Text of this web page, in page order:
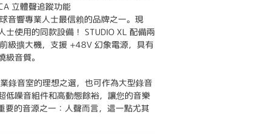
立體聲追蹤功能
音響專業人士最信賴的品牌之一。現
士使用的同款設備！ STUDIO XL 配備兩
級擴大機，支援 +48V 幻象電源，具有
音質。
錄音室的理想之選，也可作為大型錄音
低噪音組件和高動態餘裕，讓您的音樂
的音源之一：人聲而言，這一點尤其